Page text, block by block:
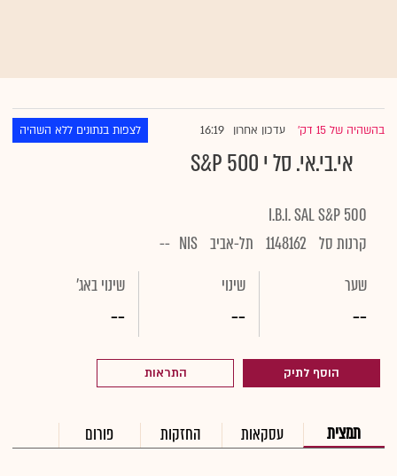
בהשהיה של 15 דק' |עדכון אחרון 16:19 לצפות בנתונים ללא השהיה
אי.בי.אי. סל י S&P 500
I.B.I. SAL S&P 500
קרנות סל 1148162 תל-אביב NIS
--
שער
--
שינוי
--
שינוי באג'
--
הוסף לתיק התראות
תמצית עסקאות החזקות פורום